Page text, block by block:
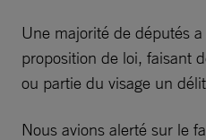
Une majorité de députés
proposition de loi, faisant
ou partie du visage un
Nous avions alerté sur le